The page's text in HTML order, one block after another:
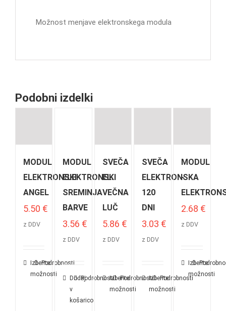
Možnost menjave elektronskega modula
Podobni izdelki
MODUL
ELEKTRONSKI
ANGEL
5.50 €
z DDV
Izberite
možnosti
Podrobnosti
MODUL
ELEKTRONSKI
SREMINJA
BARVE
3.56 €
z DDV
Dodaj
v
košarico
Podrobnosti
SVEČA
EL.
VEČNA
LUČ
5.86 €
z DDV
Izberite
možnosti
Podrobnosti
SVEČA
ELEKTRONSKA
120
DNI
3.03 €
z DDV
Izberite
možnosti
Podrobnosti
MODUL
-
2.68 €
z DDV
Izberite
možnosti